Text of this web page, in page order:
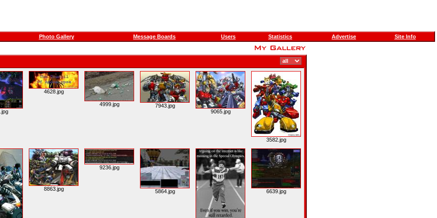
Photo Gallery Message Boards Users Statistics Advertise Site Info
4628.jpg
4999.jpg
7943.jpg
9065.jpg
3582.jpg
8863.jpg
9236.jpg
5864.jpg 6639.jpg